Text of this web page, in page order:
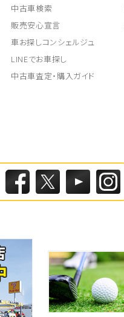
中古車検索
販売安心宣言
車お探しコンシェルジュ
LINEでお車探し
中古車査定・購入ガイド